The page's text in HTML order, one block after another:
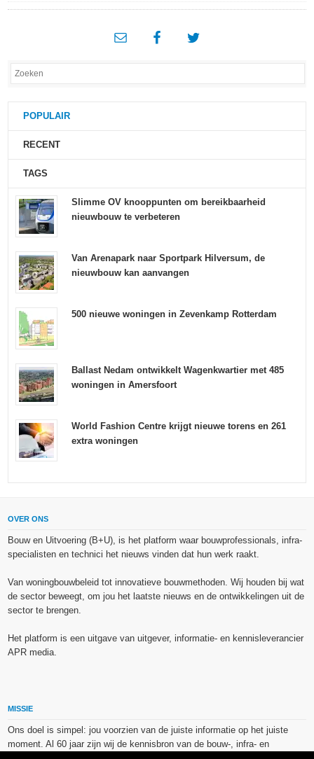
POPULAIR
RECENT
TAGS
Slimme OV knooppunten om bereikbaarheid
nieuwbouw te verbeteren
Van Arenapark naar Sportpark Hilversum, de
nieuwbouw kan aanvangen
500 nieuwe woningen in Zevenkamp Rotterdam
Ballast Nedam ontwikkelt Wagenkwartier met 485
woningen in Amersfoort
World Fashion Centre krijgt nieuwe torens en 261
extra woningen
OVER ONS
Bouw en Uitvoering (B+U), is het platform waar bouwprofessionals, infra-
specialisten en technici het nieuws vinden dat hun werk raakt.
Van woningbouwbeleid tot innovatieve bouwmethoden. Wij houden bij wat
de sector beweegt, om jou het laatste nieuws en de ontwikkelingen uit de
sector te brengen.
Het platform is een uitgave van uitgever, informatie- en kennisleverancier
APR media.
MISSIE
Ons doel is simpel: jou voorzien van de juiste informatie op het juiste
moment. Al 60 jaar zijn wij de kennisbron van de bouw-, infra- en